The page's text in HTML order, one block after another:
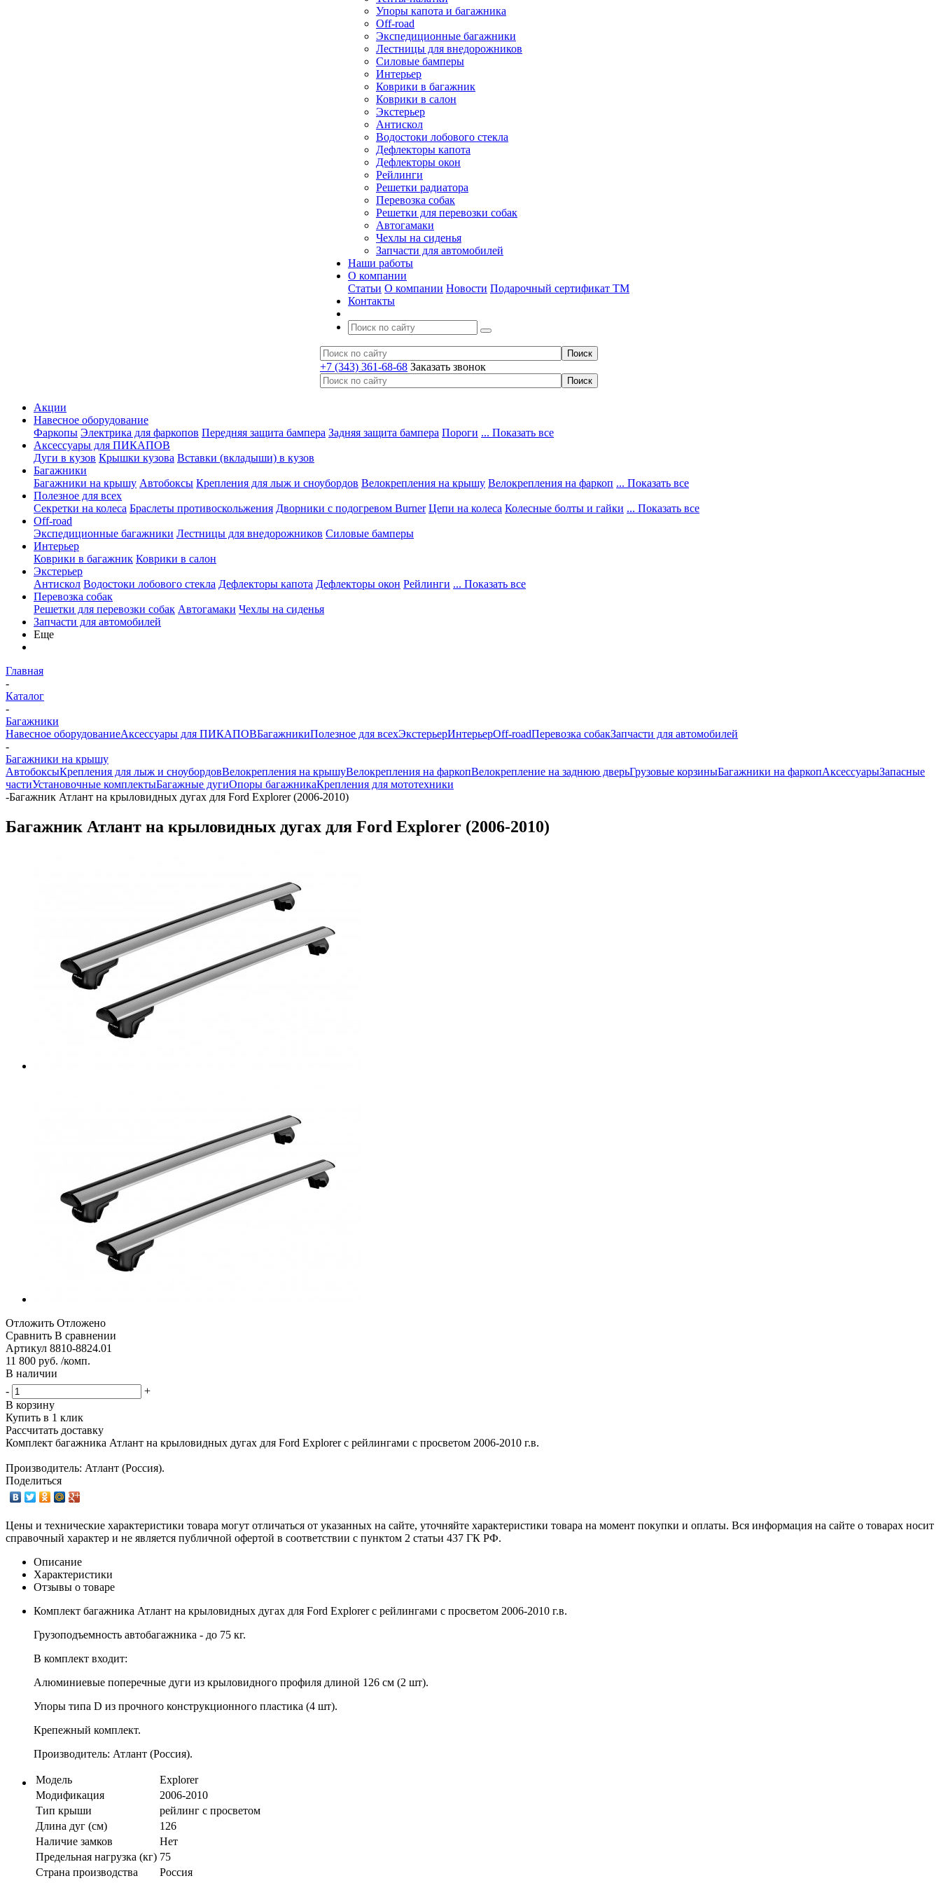
Упоры капота и багажника
Off-road
Экспедиционные багажники
Лестницы для внедорожников
Силовые бамперы
Интерьер
Коврики в багажник
Коврики в салон
Экстерьер
Антискол
Водостоки лобового стекла
Дефлекторы капота
Дефлекторы окон
Рейлинги
Решетки радиатора
Перевозка собак
Решетки для перевозки собак
Автогамаки
Чехлы на сиденья
Запчасти для автомобилей
Наши работы
О компании
Статьи О компании Новости Подарочный сертификат ТМ
Контакты
+7 (343) 361-68-68 Заказать звонок
Акции
Навесное оборудование
Фаркопы Электрика для фаркопов Передняя защита бампера Задняя защита бампера Пороги ... Показать все
Аксессуары для ПИКАПОВ
Дуги в кузов Крышки кузова Вставки (вкладыши) в кузов
Багажники
Багажники на крышу Автобоксы Крепления для лыж и сноубордов Велокрепления на крышу Велокрепления на фаркоп ... Показать все
Полезное для всех
Секретки на колеса Браслеты противоскольжения Дворники с подогревом Burner Цепи на колеса Колесные болты и гайки ... Показать все
Off-road
Экспедиционные багажники Лестницы для внедорожников Силовые бамперы
Интерьер
Коврики в багажник Коврики в салон
Экстерьер
Антискол Водостоки лобового стекла Дефлекторы капота Дефлекторы окон Рейлинги ... Показать все
Перевозка собак
Решетки для перевозки собак Автогамаки Чехлы на сиденья
Запчасти для автомобилей
Еще
Главная
-
Каталог
-
Багажники
Навесное оборудованиеАксессуары для ПИКАПОВБагажникиПолезное для всехЭкстерьерИнтерьерOff-roadПеревозка собакЗапчасти для автомобилей
-
Багажники на крышу
АвтобоксыКрепления для лыж и сноубордовВелокрепления на крышуВелокрепления на фаркопВелокрепление на заднюю дверьГрузовые корзиныБагажники на фаркопАксессуарыЗапасные
частиУстановочные комплектыБагажные дугиОпоры багажникаКрепления для мототехники
-Багажник Атлант на крыловидных дугах для Ford Explorer (2006-2010)
Багажник Атлант на крыловидных дугах для Ford Explorer (2006-2010)
Отложить Отложено
Сравнить В сравнении
Артикул 8810-8824.01
11 800 руб. /комп.
В наличии
-
+
В корзину
Купить в 1 клик
Рассчитать доставку
Комплект багажника Атлант на крыловидных дугах для Ford Explorer с рейлингами с просветом 2006-2010 г.в.
Производитель: Атлант (Россия).
Поделиться
Цены и технические характеристики товара могут отличаться от указанных на сайте, уточняйте характеристики товара на момент покупки и оплаты. Вся информация на сайте о товарах носит
справочный характер и не является публичной офертой в соответствии с пунктом 2 статьи 437 ГК РФ.
Описание
Характеристики
Отзывы о товаре
Комплект багажника Атлант на крыловидных дугах для Ford Explorer с рейлингами с просветом 2006-2010 г.в.
Грузоподъемность автобагажника - до 75 кг.
В комплект входит:
Алюминиевые поперечные дуги из крыловидного профиля длиной 126 см (2 шт).
Упоры типа D из прочного конструкционного пластика (4 шт).
Крепежный комплект.
Производитель: Атлант (Россия).
Модель
Explorer
Модификация
2006-2010
Тип крыши
рейлинг с просветом
Длина дуг (см)
126
Наличие замков
Нет
Предельная нагрузка (кг) 75
Страна производства
Россия